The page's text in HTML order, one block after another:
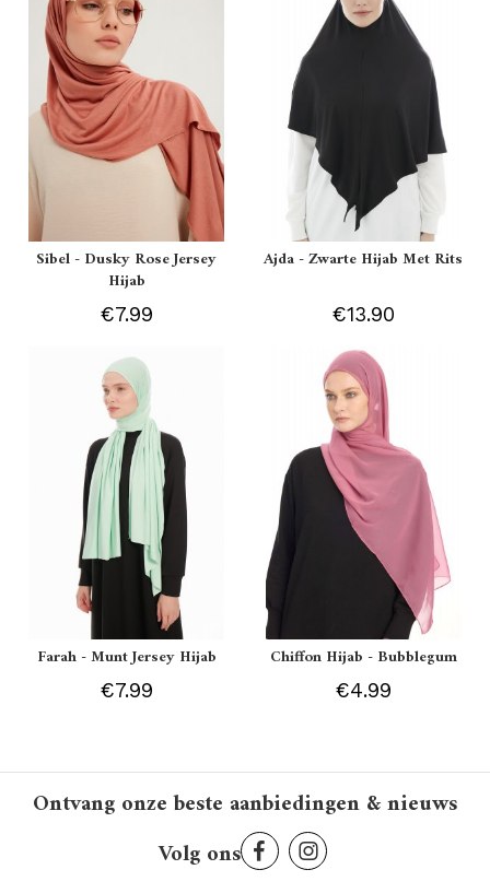
Sibel - Dusky Rose Jersey
Hijab
€7.99
Ajda - Zwarte Hijab Met Rits
€13.90
Farah - Munt Jersey Hijab
€7.99
Chiffon Hijab - Bubblegum
€4.99
Ontvang onze beste aanbiedingen & nieuws
Volg ons